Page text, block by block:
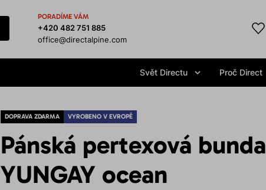
PORADÍME VÁM
+420 482 751 885
office@directalpine.com
Svět Directu Proč Direct
DOPRAVA ZDARMA VYROBENO V EVROPĚ
Pánská pertexová bunda
YUNGAY ocean